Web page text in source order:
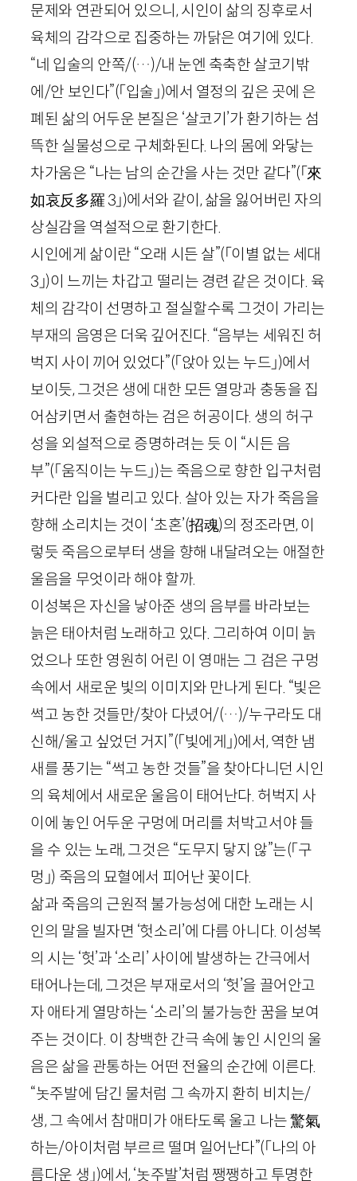
문제와 연관되어 있으니, 시인이 삶의 징후로서
육체의 감각으로 집중하는 까닭은 여기에 있다.
“네 입술의 안쪽/(…)/내 눈엔 축축한 살코기밖
에/안 보인다”(「입술」)에서 열정의 깊은 곳에 은
폐된 삶의 어두운 본질은 ‘살코기’가 환기하는 섬
뜩한 실물성으로 구체화된다. 나의 몸에 와닿는
차가움은 “나는 남의 순간을 사는 것만 같다”(「 來
如哀反多羅 3 」)에서와 같이, 삶을 잃어버린 자의
상실감을 역설적으로 환기한다.
시인에게 삶이란 “오래 시든 살”(「이별 없는 세대
3 」)이 느끼는 차갑고 떨리는 경련 같은 것이다. 육
체의 감각이 선명하고 절실할수록 그것이 가리는
부재의 음영은 더욱 깊어진다. “음부는 세워진 허
벅지 사이 끼어 있었다”(「앉아 있는 누드」)에서
보이듯, 그것은 생에 대한 모든 열망과 충동을 집
어삼키면서 출현하는 검은 허공이다. 생의 허구
성을 외설적으로 증명하려는 듯 이 “시든 음
부”(「움직이는 누드」)는 죽음으로 향한 입구처럼
커다란 입을 벌리고 있다. 살아 있는 자가 죽음을
향해 소리치는 것이 ‘초혼’(招魂)의 정조라면, 이
렇듯 죽음으로부터 생을 향해 내달려오는 애절한
울음을 무엇이라 해야 할까.
이성복은 자신을 낳아준 생의 음부를 바라보는
늙은 태아처럼 노래하고 있다. 그리하여 이미 늙
었으나 또한 영원히 어린 이 영매는 그 검은 구멍
속에서 새로운 빛의 이미지와 만나게 된다. “빛은
썩고 농한 것들만/찾아 다녔어/(…)/누구라도 대
신해/울고 싶었던 거지”(「빛에게」)에서, 역한 냄
새를 풍기는 “썩고 농한 것들”을 찾아다니던 시인
의 육체에서 새로운 울음이 태어난다. 허벅지 사
이에 놓인 어두운 구멍에 머리를 처박고서야 들
을 수 있는 노래, 그것은 “도무지 닿지 않”는(「구
멍」) 죽음의 묘혈에서 피어난 꽃이다.
삶과 죽음의 근원적 불가능성에 대한 노래는 시
인의 말을 빌자면 ‘헛소리’에 다름 아니다. 이성복
의 시는 ‘헛’과 ‘소리’ 사이에 발생하는 간극에서
태어나는데, 그것은 부재로서의 ‘헛’을 끌어안고
자 애타게 열망하는 ‘소리’의 불가능한 꿈을 보여
주는 것이다. 이 창백한 간극 속에 놓인 시인의 울
음은 삶을 관통하는 어떤 전율의 순간에 이른다.
“놋주발에 담긴 물처럼 그 속까지 환히 비치는/
생, 그 속에서 참매미가 애타도록 울고 나는驚氣
하는/아이처럼 부르르 떨며 일어난다”(「나의 아
름다운 생」)에서, ‘놋주발’처럼 쨍쨍하고 투명한